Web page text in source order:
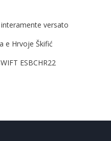
versato
e Hrvoje Škifić
ESBCHR22